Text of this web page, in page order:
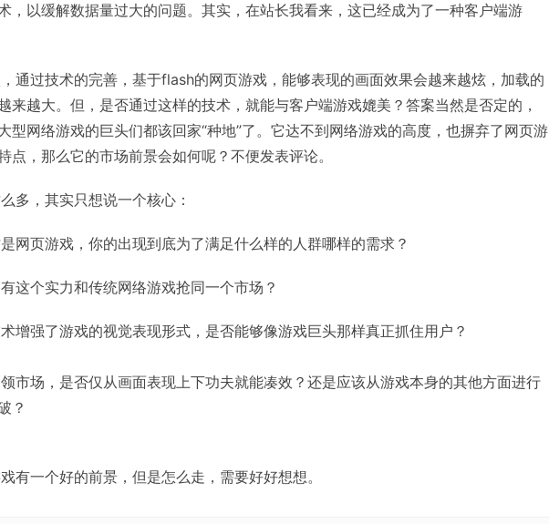
，以缓解数据量过大的问题。其实，在站长我看来，这已经成为了一种客户端游
通过技术的完善，基于flash的网页游戏，能够表现的画面效果会越来越炫，加载的
来越大。但，是否通过这样的技术，就能与客户端游戏媲美？答案当然是否定的，
型网络游戏的巨头们都该回家“种地”了。它达不到网络游戏的高度，也摒弃了网页游
点，那么它的市场前景会如何呢？不便发表评论。
多，其实只想说一个核心：
网页游戏，你的出现到底为了满足什么样的人群哪样的需求？
这个实力和传统网络游戏抢同一个市场？
增强了游戏的视觉表现形式，是否能够像游戏巨头那样真正抓住用户？
市场，是否仅从画面表现上下功夫就能凑效？还是应该从游戏本身的其他方面进行
？
有一个好的前景，但是怎么走，需要好好想想。